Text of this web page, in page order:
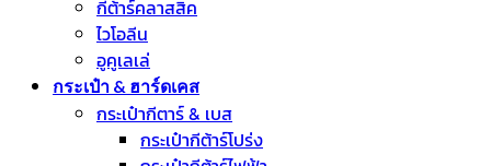
กีต้าร์คลาสสิค
ไวโอลีน
อูคูเลเล่
กระเป๋า & ฮาร์ดเคส
กระเป๋ากีตาร์ & เบส
กระเป๋ากีต้าร์โปร่ง